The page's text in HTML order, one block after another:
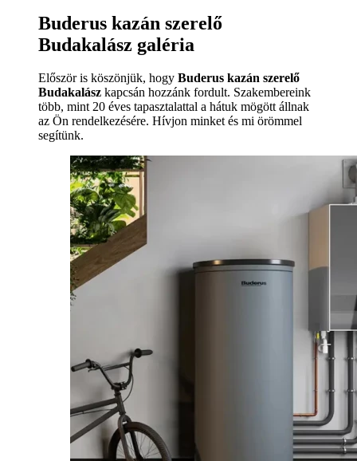
Buderus kazán szerelő
Budakalász galéria
Először is köszönjük, hogy Buderus kazán szerelő
Budakalász kapcsán hozzánk fordult. Szakembereink
több, mint 20 éves tapasztalattal a hátuk mögött állnak
az Ön rendelkezésére. Hívjon minket és mi örömmel
segítünk.